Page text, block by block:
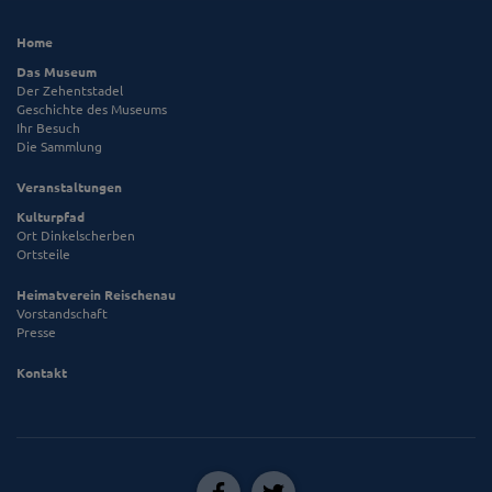
Home
Das Museum
Der Zehentstadel
Geschichte des Museums
Ihr Besuch
Die Sammlung
Veranstaltungen
Kulturpfad
Ort Dinkelscherben
Ortsteile
Heimatverein Reischenau
Vorstandschaft
Presse
Kontakt